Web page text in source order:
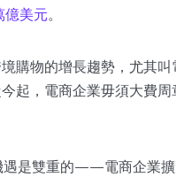
億美元。
購物的增長趨勢，尤其
起，電商企業毋須大費
遇是雙重的——電商企業